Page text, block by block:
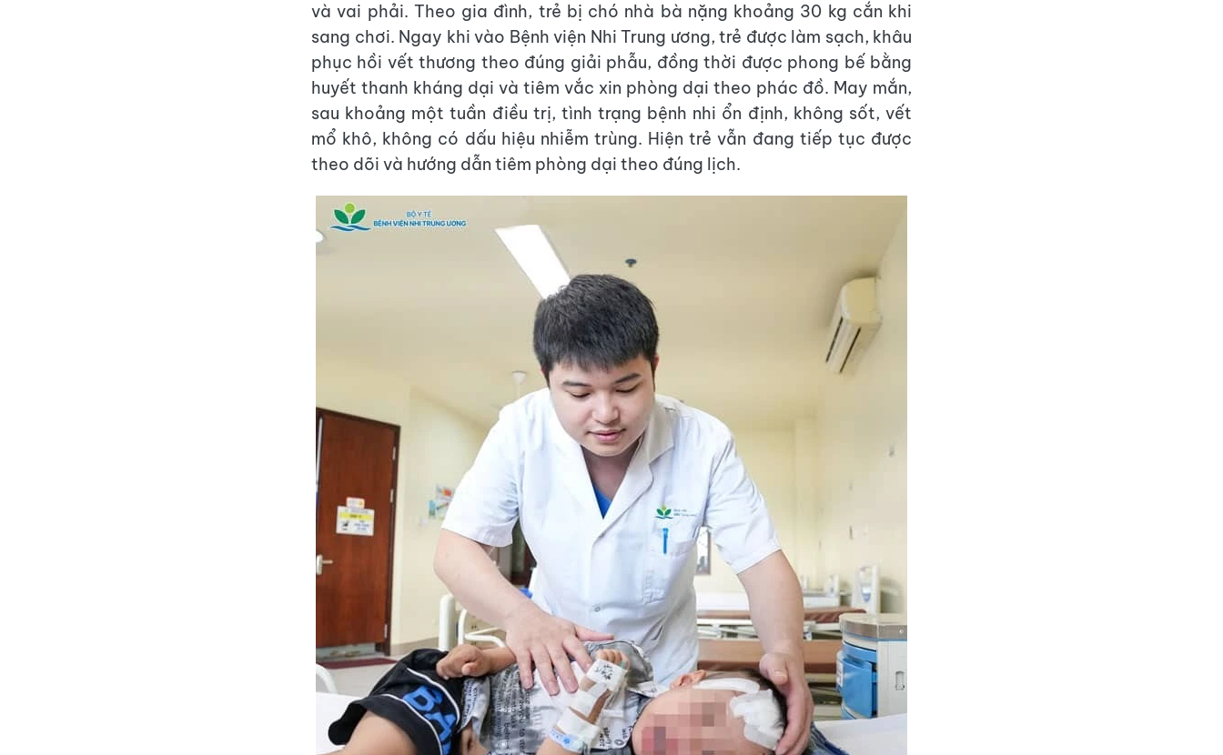
và vai phải. Theo gia đình, trẻ bị chó nhà bà nặng khoảng 30 kg cắn khi
sang chơi. Ngay khi vào Bệnh viện Nhi Trung ương, trẻ được làm sạch, khâu
phục hồi vết thương theo đúng giải phẫu, đồng thời được phong bế bằng
huyết thanh kháng dại và tiêm vắc xin phòng dại theo phác đồ. May mắn,
sau khoảng một tuần điều trị, tình trạng bệnh nhi ổn định, không sốt, vết
mổ khô, không có dấu hiệu nhiễm trùng. Hiện trẻ vẫn đang tiếp tục được
theo dõi và hướng dẫn tiêm phòng dại theo đúng lịch.